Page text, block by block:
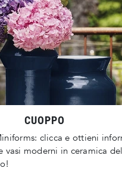
CUOPPO
clicca e ottieni
vasi moderni in ceramica